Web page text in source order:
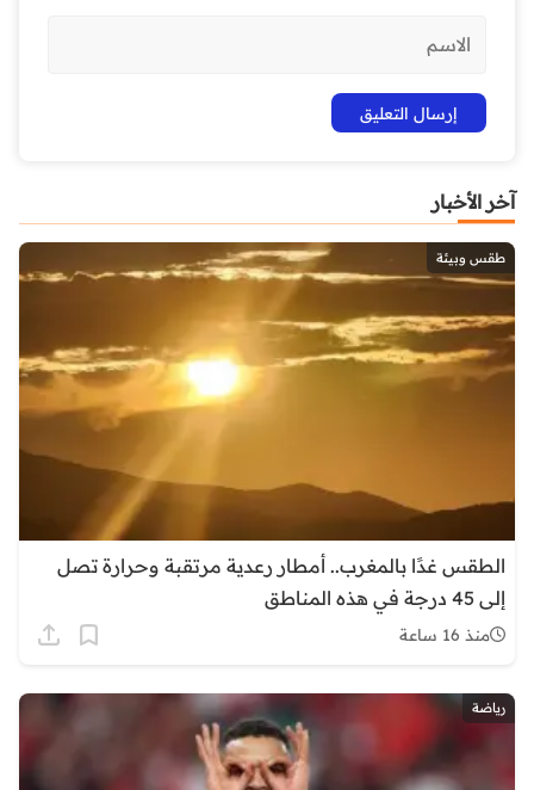
آخر الأخبار
طقس وبيئة
الطقس غدًا بالمغرب.. أمطار رعدية مرتقبة وحرارة تصل
إلى 45 درجة في هذه المناطق
منذ 16 ساعة
رياضة